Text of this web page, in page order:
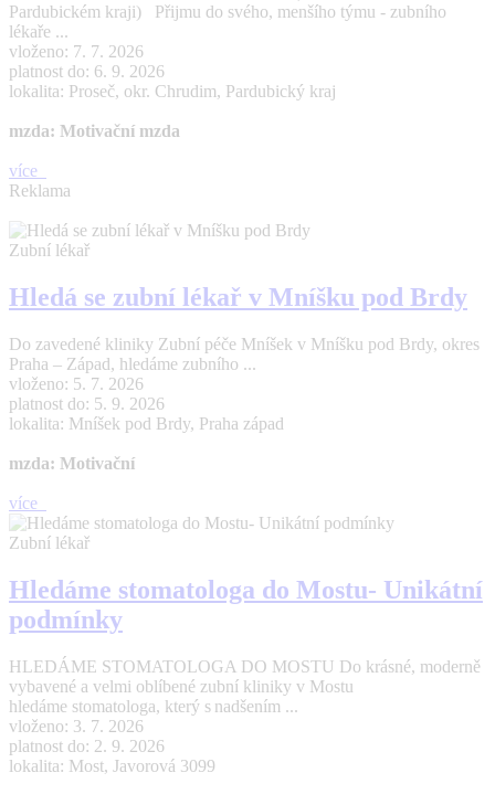
Pardubickém kraji) Přijmu do svého, menšího týmu - zubního
lékaře ...
vloženo: 7. 7. 2026
platnost do: 6. 9. 2026
lokalita: Proseč, okr. Chrudim, Pardubický kraj
mzda: Motivační mzda
více
Reklama
Zubní lékař
Hledá se zubní lékař v Mníšku pod Brdy
Do zavedené kliniky Zubní péče Mníšek v Mníšku pod Brdy, okres
Praha – Západ, hledáme zubního ...
vloženo: 5. 7. 2026
platnost do: 5. 9. 2026
lokalita: Mníšek pod Brdy, Praha západ
mzda: Motivační
více
Zubní lékař
Hledáme stomatologa do Mostu- Unikátní
podmínky
HLEDÁME STOMATOLOGA DO MOSTU Do krásné, moderně
vybavené a velmi oblíbené zubní kliniky v Mostu
hledáme stomatologa, který s nadšením ...
vloženo: 3. 7. 2026
platnost do: 2. 9. 2026
lokalita: Most, Javorová 3099